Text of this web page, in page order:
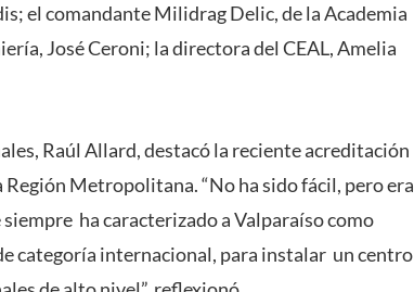
el comandante Milidrag Delic, de la Academia
José Ceroni; la directora del CEAL, Amelia
Raúl Allard, destacó la reciente acreditación
Región Metropolitana. “No ha sido fácil, pero era
ha caracterizado a Valparaíso como
categoría internacional, para instalar un centro